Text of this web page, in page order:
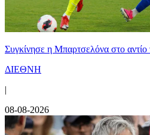
Συγκίνησε η Μπαρτσελόνα στο αντίο
ΔΙΕΘΝΗ
|
08-08-2026